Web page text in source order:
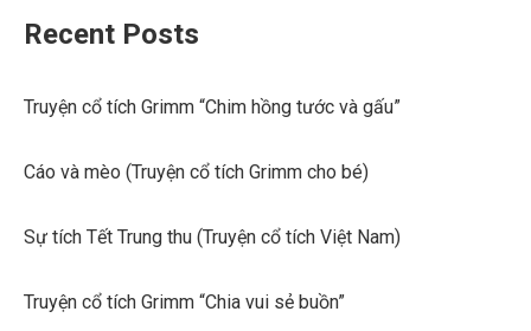
Recent Posts
Truyện cổ tích Grimm “Chim hồng tước và gấu”
Cáo và mèo (Truyện cổ tích Grimm cho bé)
Sự tích Tết Trung thu (Truyện cổ tích Việt Nam)
Truyện cổ tích Grimm “Chia vui sẻ buồn”